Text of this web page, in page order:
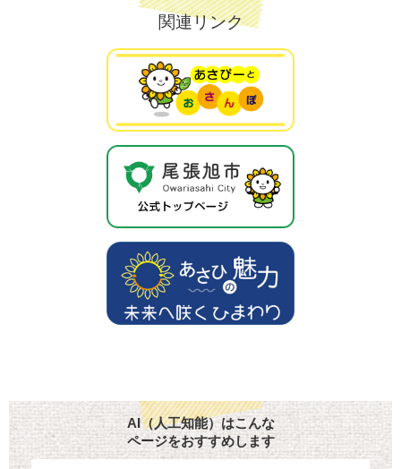
関連リンク
AI（人工知能）はこんな
ページをおすすめします